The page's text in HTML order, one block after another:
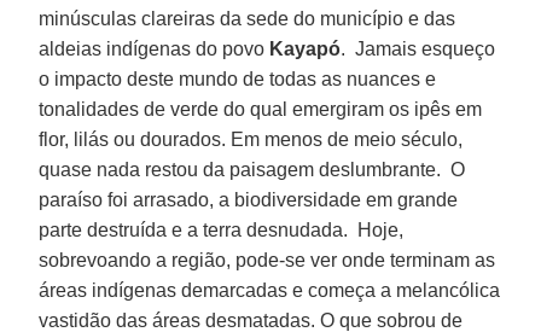
minúsculas clareiras da sede do município e das
aldeias indígenas do povo Kayapó. Jamais esqueço
o impacto deste mundo de todas as nuances e
tonalidades de verde do qual emergiram os ipês em
flor, lilás ou dourados. Em menos de meio século,
quase nada restou da paisagem deslumbrante. O
paraíso foi arrasado, a biodiversidade em grande
parte destruída e a terra desnudada. Hoje,
sobrevoando a região, pode-se ver onde terminam as
áreas indígenas demarcadas e começa a melancólica
vastidão das áreas desmatadas. O que sobrou de